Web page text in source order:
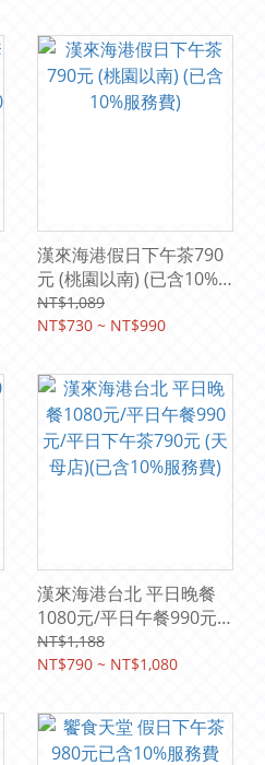
漢來海港假日下午茶790
元 (桃園以南) (已含10%
服務費)
NT$1,089
NT$730 ~ NT$990
漢來海港台北 平日晚餐
1080元/平日午餐990元/
平日下午茶790元 (天母
店)(已含10%服務費)
NT$1,188
NT$790 ~ NT$1,080